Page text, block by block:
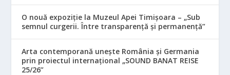
O nouă expoziție la Muzeul Apei Timișoara – „Sub
semnul curgerii. Între transparență și permanență”
Arta contemporană unește România și Germania
prin proiectul internațional „SOUND BANAT REISE
25/26”